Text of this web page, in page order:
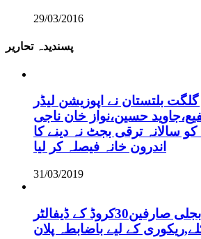
29/03/2016
پسندیدہ تحاریر
بلتستان نے اپوزیشن لیڈر
حسین،نواز خان ناجی
کو سالانہ ترقی بجٹ نہ دینے کا
اندرون خانہ فیصلہ کر لیا
31/03/2019
گلگت بلتستان، بجلی صارفین30کروڈ کے ڈیفالٹر
کے لیے باضابطہ پلان